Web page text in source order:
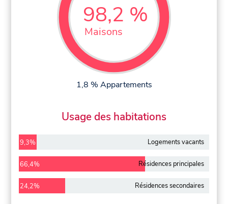
98,2 %
Maisons
1,8 % Appartements
Usage des habitations
9,3% Logements vacants
66,4% Résidences principales
24,2% Résidences secondaires